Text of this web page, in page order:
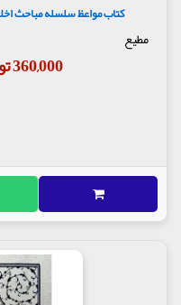
کتاب مواعظ سلسله مباحث
مطیع
360,000 تومان